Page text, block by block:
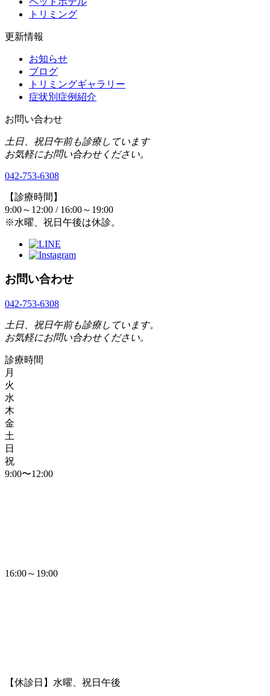
トリミング
更新情報
お知らせ
ブログ
トリミングギャラリー
症状別症例紹介
お問い合わせ
土日、祝日午前も診療しています
お気軽にお問い合わせください。
042-753-6308
【診療時間】
9:00～12:00 / 16:00～19:00
※水曜、祝日午後は休診。
お問い合わせ
042-753-6308
土日、祝日午前も診療しています。
お気軽にお問い合わせください。
診療時間
月
火
水
木
金
土
日
祝
9:00〜12:00
16:00～19:00
【休診日】水曜、祝日午後